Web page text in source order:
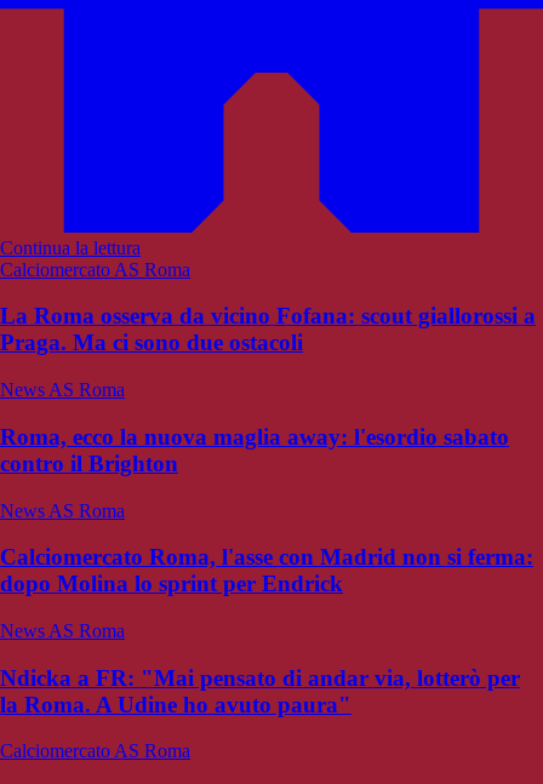
Continua la lettura
Calciomercato AS Roma
La Roma osserva da vicino Fofana: scout giallorossi a
Praga. Ma ci sono due ostacoli
News AS Roma
Roma, ecco la nuova maglia away: l'esordio sabato
contro il Brighton
News AS Roma
Calciomercato Roma, l'asse con Madrid non si ferma:
dopo Molina lo sprint per Endrick
News AS Roma
Ndicka a FR: "Mai pensato di andar via, lotterò per
la Roma. A Udine ho avuto paura"
Calciomercato AS Roma